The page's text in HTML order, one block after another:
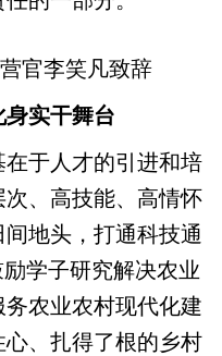
官李笑凡致辞
实干舞台
于人才的引进和培
、高技能、高情怀
地头，打通科技通
学子研究解决农业
农业农村现代化建
、扎得了根的乡村